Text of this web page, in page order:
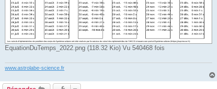
EquationDuTemps_2022.png (118.32 Kio) Vu 540468 fois
www.astrolabe-science.fr